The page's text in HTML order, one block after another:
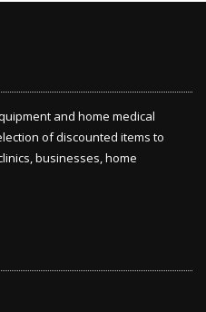
and home medical
of discounted items to
businesses, home